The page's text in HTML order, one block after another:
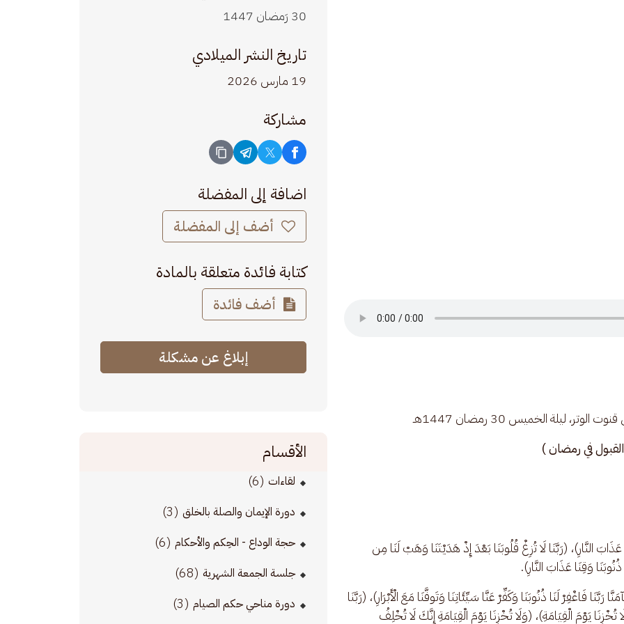
ليلة الخميس 30 رمضان 1447هـ
في رمضان )
النَّارِ)، (رَبَّنَا لَا تُزِغْ قُلُوبَنَا بَعْدَ إِذْ هَدَيْتَنَا وَهَبْ لَنَا مِن
وَقِنَا عَذَابَ النَّارِ).
رَبَّنَا فَاغْفِرْ لَنَا ذُنُوبَنَا وَكَفِّرْ عَنَّا سَيِّئَاتِنَا وَتَوفَّنَا مَعَ الْأَبْرَارِ)، (رَبَّنَا
يَوْمَ الْقِيَامَةِ)، (وَلَا تُخْزِنَا يَوْمَ الْقِيَامَةِ إِنَّكَ لَا تُخْلِفُ
30 رَمضان 1447
تاريخ النشر الميلادي
19 مارس 2026
مشاركة
اضافة إلى المفضلة
أضف إلى المفضلة
كتابة فائدة متعلقة بالمادة
أضف فائدة
إبلاغ عن مشكلة
الأقسام
لقاءات (6)
دورة الإيمان والصلة بالخلق (3)
حجة الوداع - الحِكم والأحكام (6)
جلسة الجمعة الشهرية (68)
دورة مناحي حكم الصيام (3)